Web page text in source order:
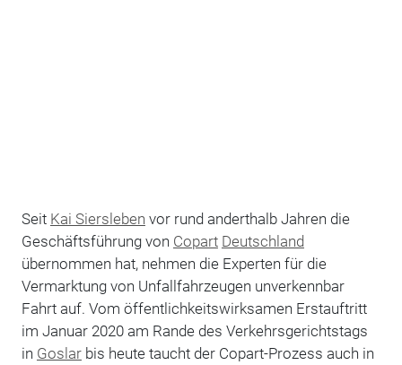
Seit Kai Siersleben vor rund anderthalb Jahren die
Geschäftsführung von Copart Deutschland
übernommen hat, nehmen die Experten für die
Vermarktung von Unfallfahrzeugen unverkennbar
Fahrt auf. Vom öffentlichkeitswirksamen Erstauftritt
im Januar 2020 am Rande des Verkehrsgerichtstags
in Goslarbis heute taucht der Copart-Prozess auch in